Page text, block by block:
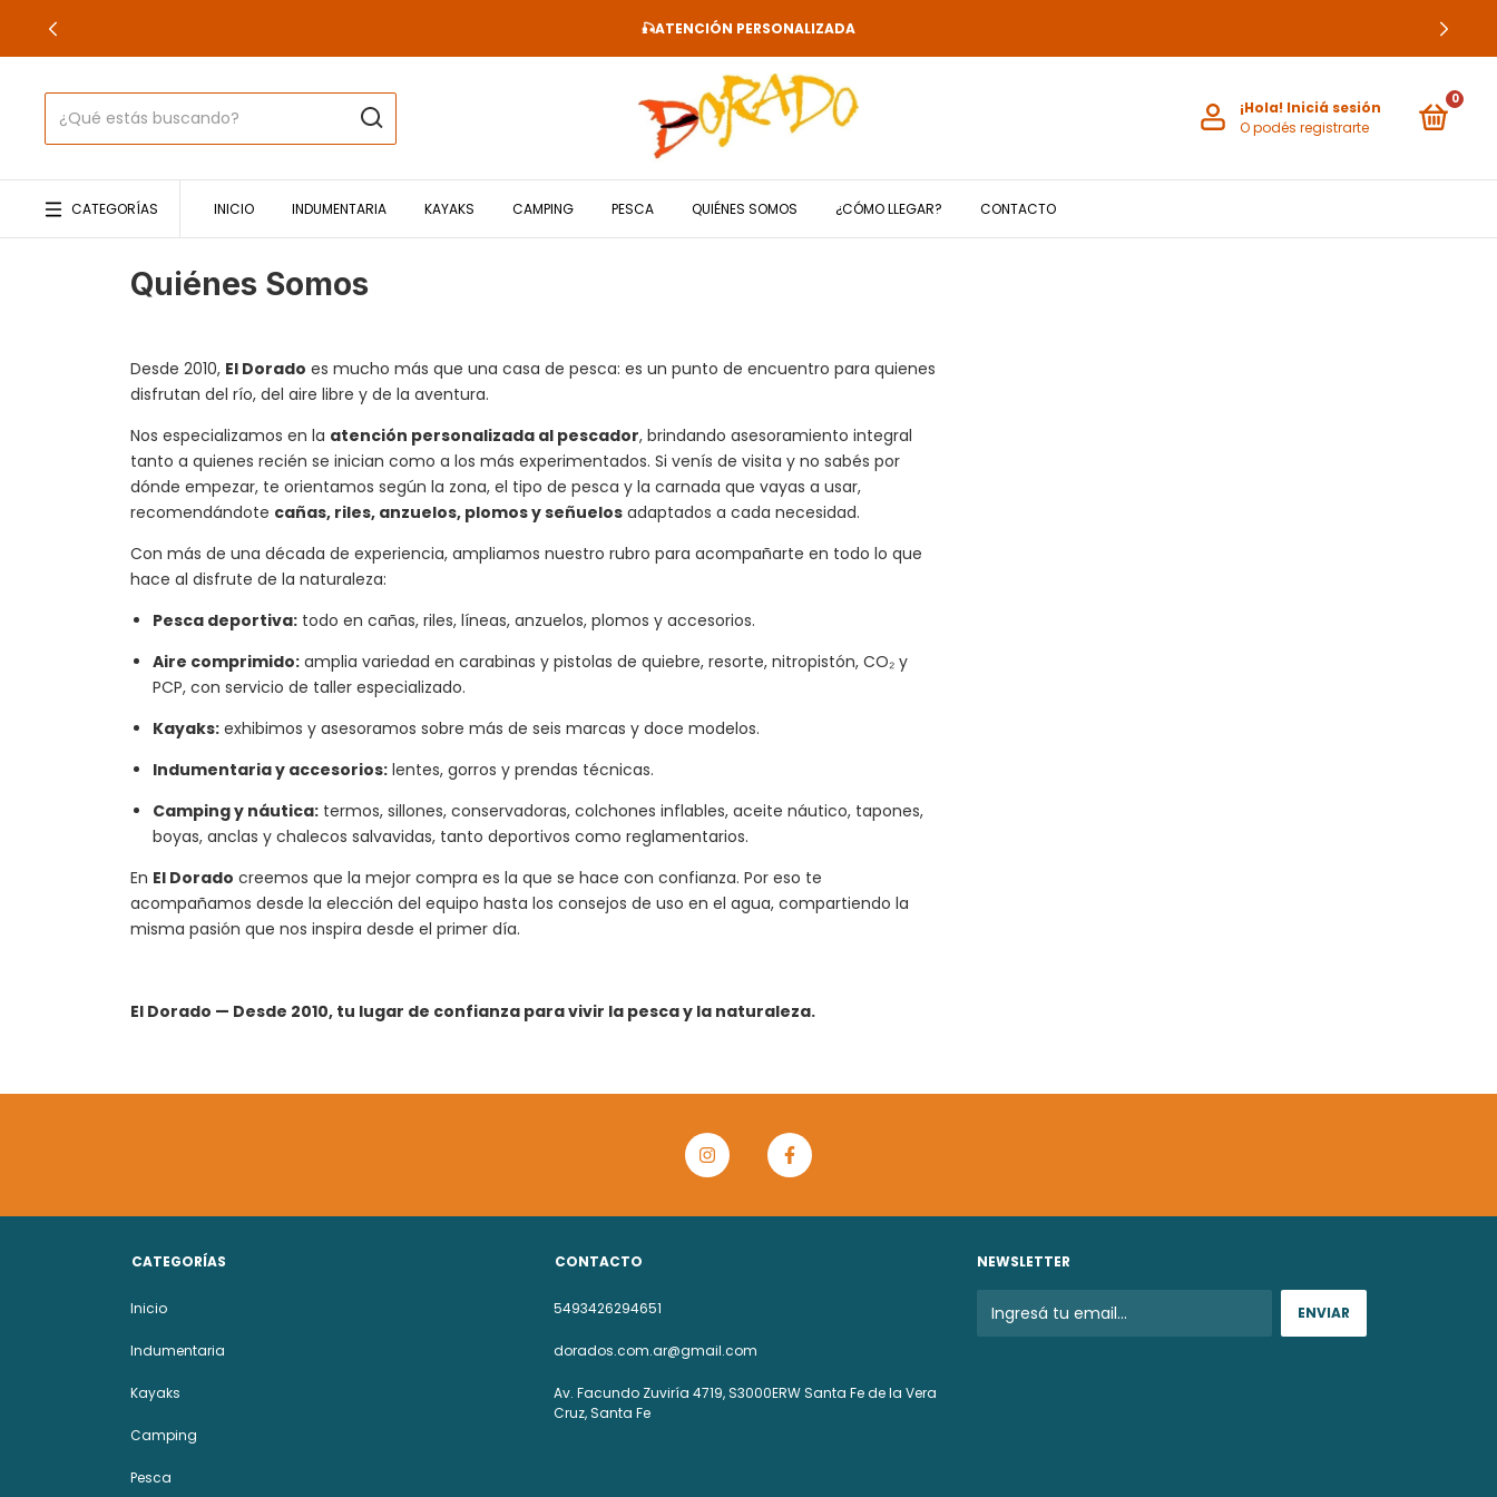
🎣ATENCIÓN PERSONALIZADA
¡Hola! Iniciá sesión
O podés registrarte
0
CATEGORÍAS INICIO INDUMENTARIA KAYAKS CAMPING PESCA QUIÉNES SOMOS ¿CÓMO LLEGAR? CONTACTO
Quiénes Somos
Desde 2010, El Dorado es mucho más que una casa de pesca: es un punto de encuentro para quienes
disfrutan del río, del aire libre y de la aventura.
Nos especializamos en la atención personalizada al pescador, brindando asesoramiento integral
tanto a quienes recién se inician como a los más experimentados. Si venís de visita y no sabés por
dónde empezar, te orientamos según la zona, el tipo de pesca y la carnada que vayas a usar,
recomendándote cañas, riles, anzuelos, plomos y señuelos adaptados a cada necesidad.
Con más de una década de experiencia, ampliamos nuestro rubro para acompañarte en todo lo que
hace al disfrute de la naturaleza:
Pesca deportiva: todo en cañas, riles, líneas, anzuelos, plomos y accesorios.
Aire comprimido: amplia variedad en carabinas y pistolas de quiebre, resorte, nitropistón, CO₂ y
PCP, con servicio de taller especializado.
Kayaks: exhibimos y asesoramos sobre más de seis marcas y doce modelos.
Indumentaria y accesorios: lentes, gorros y prendas técnicas.
Camping y náutica: termos, sillones, conservadoras, colchones inflables, aceite náutico, tapones,
boyas, anclas y chalecos salvavidas, tanto deportivos como reglamentarios.
En El Dorado creemos que la mejor compra es la que se hace con confianza. Por eso te
acompañamos desde la elección del equipo hasta los consejos de uso en el agua, compartiendo la
misma pasión que nos inspira desde el primer día.
El Dorado — Desde 2010, tu lugar de confianza para vivir la pesca y la naturaleza.
CATEGORÍAS
Inicio
Indumentaria
Kayaks
Camping
Pesca
CONTACTO
5493426294651
dorados.com.ar@gmail.com
Av. Facundo Zuviría 4719, S3000ERW Santa Fe de la Vera
Cruz, Santa Fe
NEWSLETTER